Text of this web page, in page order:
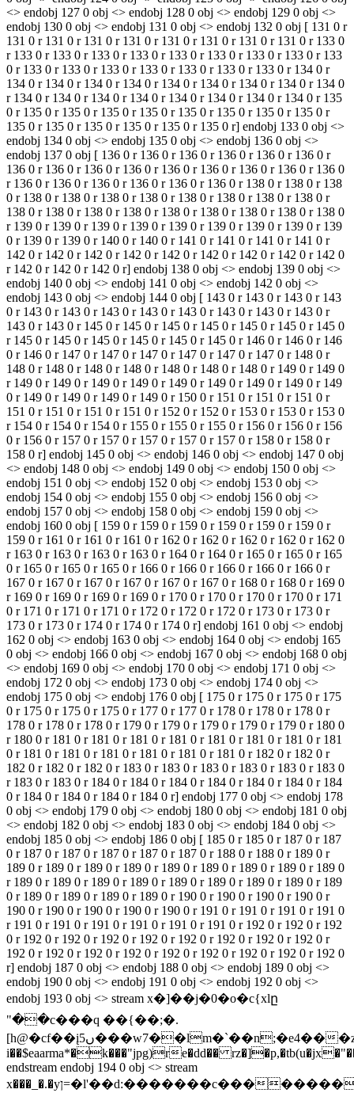
<> endobj 127 0 obj <> endobj 128 0 obj <> endobj 129 0 obj <>
endobj 130 0 obj <> endobj 131 0 obj <> endobj 132 0 obj [ 131 0 r
131 0 r 131 0 r 131 0 r 131 0 r 131 0 r 131 0 r 131 0 r 131 0 r 133 0
r 133 0 r 133 0 r 133 0 r 133 0 r 133 0 r 133 0 r 133 0 r 133 0 r 133
0 r 133 0 r 133 0 r 133 0 r 133 0 r 133 0 r 133 0 r 133 0 r 134 0 r
134 0 r 134 0 r 134 0 r 134 0 r 134 0 r 134 0 r 134 0 r 134 0 r 134 0
r 134 0 r 134 0 r 134 0 r 134 0 r 134 0 r 134 0 r 134 0 r 134 0 r 135
0 r 135 0 r 135 0 r 135 0 r 135 0 r 135 0 r 135 0 r 135 0 r 135 0 r
135 0 r 135 0 r 135 0 r 135 0 r 135 0 r 135 0 r] endobj 133 0 obj <>
endobj 134 0 obj <> endobj 135 0 obj <> endobj 136 0 obj <>
endobj 137 0 obj [ 136 0 r 136 0 r 136 0 r 136 0 r 136 0 r 136 0 r
136 0 r 136 0 r 136 0 r 136 0 r 136 0 r 136 0 r 136 0 r 136 0 r 136 0
r 136 0 r 136 0 r 136 0 r 136 0 r 136 0 r 136 0 r 138 0 r 138 0 r 138
0 r 138 0 r 138 0 r 138 0 r 138 0 r 138 0 r 138 0 r 138 0 r 138 0 r
138 0 r 138 0 r 138 0 r 138 0 r 138 0 r 138 0 r 138 0 r 138 0 r 138 0
r 139 0 r 139 0 r 139 0 r 139 0 r 139 0 r 139 0 r 139 0 r 139 0 r 139
0 r 139 0 r 139 0 r 140 0 r 140 0 r 141 0 r 141 0 r 141 0 r 141 0 r
142 0 r 142 0 r 142 0 r 142 0 r 142 0 r 142 0 r 142 0 r 142 0 r 142 0
r 142 0 r 142 0 r 142 0 r] endobj 138 0 obj <> endobj 139 0 obj <>
endobj 140 0 obj <> endobj 141 0 obj <> endobj 142 0 obj <>
endobj 143 0 obj <> endobj 144 0 obj [ 143 0 r 143 0 r 143 0 r 143
0 r 143 0 r 143 0 r 143 0 r 143 0 r 143 0 r 143 0 r 143 0 r 143 0 r
143 0 r 143 0 r 145 0 r 145 0 r 145 0 r 145 0 r 145 0 r 145 0 r 145 0
r 145 0 r 145 0 r 145 0 r 145 0 r 145 0 r 145 0 r 146 0 r 146 0 r 146
0 r 146 0 r 147 0 r 147 0 r 147 0 r 147 0 r 147 0 r 147 0 r 148 0 r
148 0 r 148 0 r 148 0 r 148 0 r 148 0 r 148 0 r 148 0 r 149 0 r 149 0
r 149 0 r 149 0 r 149 0 r 149 0 r 149 0 r 149 0 r 149 0 r 149 0 r 149
0 r 149 0 r 149 0 r 149 0 r 149 0 r 150 0 r 151 0 r 151 0 r 151 0 r
151 0 r 151 0 r 151 0 r 151 0 r 152 0 r 152 0 r 153 0 r 153 0 r 153 0
r 154 0 r 154 0 r 154 0 r 155 0 r 155 0 r 155 0 r 156 0 r 156 0 r 156
0 r 156 0 r 157 0 r 157 0 r 157 0 r 157 0 r 157 0 r 158 0 r 158 0 r
158 0 r] endobj 145 0 obj <> endobj 146 0 obj <> endobj 147 0 obj
<> endobj 148 0 obj <> endobj 149 0 obj <> endobj 150 0 obj <>
endobj 151 0 obj <> endobj 152 0 obj <> endobj 153 0 obj <>
endobj 154 0 obj <> endobj 155 0 obj <> endobj 156 0 obj <>
endobj 157 0 obj <> endobj 158 0 obj <> endobj 159 0 obj <>
endobj 160 0 obj [ 159 0 r 159 0 r 159 0 r 159 0 r 159 0 r 159 0 r
159 0 r 161 0 r 161 0 r 161 0 r 162 0 r 162 0 r 162 0 r 162 0 r 162 0
r 163 0 r 163 0 r 163 0 r 163 0 r 164 0 r 164 0 r 165 0 r 165 0 r 165
0 r 165 0 r 165 0 r 165 0 r 166 0 r 166 0 r 166 0 r 166 0 r 166 0 r
167 0 r 167 0 r 167 0 r 167 0 r 167 0 r 167 0 r 168 0 r 168 0 r 169 0
r 169 0 r 169 0 r 169 0 r 169 0 r 170 0 r 170 0 r 170 0 r 170 0 r 171
0 r 171 0 r 171 0 r 171 0 r 172 0 r 172 0 r 172 0 r 173 0 r 173 0 r
173 0 r 173 0 r 174 0 r 174 0 r 174 0 r] endobj 161 0 obj <> endobj
162 0 obj <> endobj 163 0 obj <> endobj 164 0 obj <> endobj 165
0 obj <> endobj 166 0 obj <> endobj 167 0 obj <> endobj 168 0 obj
<> endobj 169 0 obj <> endobj 170 0 obj <> endobj 171 0 obj <>
endobj 172 0 obj <> endobj 173 0 obj <> endobj 174 0 obj <>
endobj 175 0 obj <> endobj 176 0 obj [ 175 0 r 175 0 r 175 0 r 175
0 r 175 0 r 175 0 r 175 0 r 177 0 r 177 0 r 178 0 r 178 0 r 178 0 r
178 0 r 178 0 r 178 0 r 179 0 r 179 0 r 179 0 r 179 0 r 179 0 r 180 0
r 180 0 r 181 0 r 181 0 r 181 0 r 181 0 r 181 0 r 181 0 r 181 0 r 181
0 r 181 0 r 181 0 r 181 0 r 181 0 r 181 0 r 181 0 r 182 0 r 182 0 r
182 0 r 182 0 r 182 0 r 183 0 r 183 0 r 183 0 r 183 0 r 183 0 r 183 0
r 183 0 r 183 0 r 184 0 r 184 0 r 184 0 r 184 0 r 184 0 r 184 0 r 184
0 r 184 0 r 184 0 r 184 0 r 184 0 r] endobj 177 0 obj <> endobj 178
0 obj <> endobj 179 0 obj <> endobj 180 0 obj <> endobj 181 0 obj
<> endobj 182 0 obj <> endobj 183 0 obj <> endobj 184 0 obj <>
endobj 185 0 obj <> endobj 186 0 obj [ 185 0 r 185 0 r 187 0 r 187
0 r 187 0 r 187 0 r 187 0 r 187 0 r 187 0 r 188 0 r 188 0 r 189 0 r
189 0 r 189 0 r 189 0 r 189 0 r 189 0 r 189 0 r 189 0 r 189 0 r 189 0
r 189 0 r 189 0 r 189 0 r 189 0 r 189 0 r 189 0 r 189 0 r 189 0 r 189
0 r 189 0 r 189 0 r 189 0 r 189 0 r 190 0 r 190 0 r 190 0 r 190 0 r
190 0 r 190 0 r 190 0 r 190 0 r 190 0 r 191 0 r 191 0 r 191 0 r 191 0
r 191 0 r 191 0 r 191 0 r 191 0 r 191 0 r 191 0 r 192 0 r 192 0 r 192
0 r 192 0 r 192 0 r 192 0 r 192 0 r 192 0 r 192 0 r 192 0 r 192 0 r
192 0 r 192 0 r 192 0 r 192 0 r 192 0 r 192 0 r 192 0 r 192 0 r 192 0
r] endobj 187 0 obj <> endobj 188 0 obj <> endobj 189 0 obj <>
endobj 190 0 obj <> endobj 191 0 obj <> endobj 192 0 obj <>
endobj 193 0 obj <> stream x�]��j�0�o�c{xlը
"��c���q ��{��;�.
[h@�cf��įں5���w7��lm�`��n;�e4���z���sg=�o۲�ԛa����\v���������o�7� {��n��������{y�zp��ξv0/;�=��u;`�_��f��ŭ=���n�������y���=0���ne�aw��paz���qqr�y�oc�,�
i��$eaarma*�k���"jpg)re�dd��
endstream endobj 194 0 obj <> stream
x���_�.�yן=�l'��d:�������c���������c�4�4mb��pc�c�4��=����\�j^���5j)z���)^